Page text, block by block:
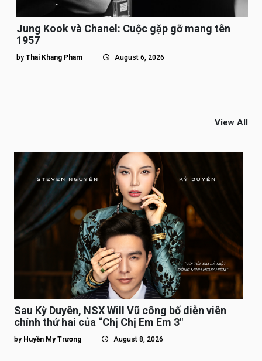
Jung Kook và Chanel: Cuộc gặp gỡ mang tên
1957
by Thai Khang Pham August 6, 2026
View All
Sau Kỳ Duyên, NSX Will Vũ công bố diễn viên
chính thứ hai của “Chị Chị Em Em 3″
by Huyền My Trương August 8, 2026